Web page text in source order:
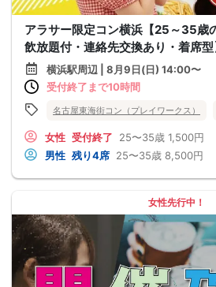
アラサー限定コン横浜【25～35歳
飲放題付・連絡先交換あり・着席
横浜駅周辺 | 8月9日(日) 14:00〜
受付終了まで10時間
名古屋東海街コン（プレイワークス）
女性 受付終了 25〜35歳 1,500円
男性 残り4席 25〜35歳 8,500円
女性先行中！